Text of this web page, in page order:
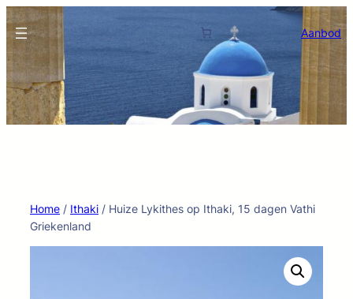
Ga
naar
de
inhoud
Aanbod
Home / Ithaki / Huize Lykithes op Ithaki, 15 dagen Vathi
Griekenland